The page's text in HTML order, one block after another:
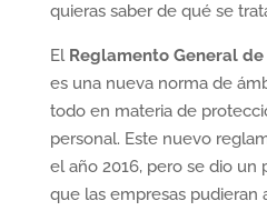
quieras saber de qué se
El Reglamento General
es una nueva norma de
todo en materia de
personal. Este nuevo
el año 2016, pero se dio un
que las empresas pudieran